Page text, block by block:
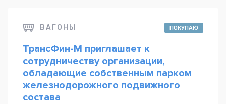
ВАГОНЫ ПОКУПАЮ
ТрансФин-М приглашает к
сотрудничеству организации,
обладающие собственным парком
железнодорожного подвижного
состава